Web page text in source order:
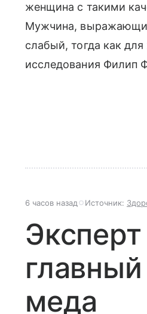
женщина с такими
Мужчина,
слабый, тогда как
исследования Филип
6 часов назад Источник:
меда